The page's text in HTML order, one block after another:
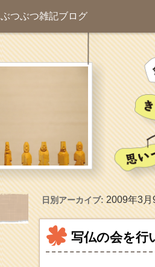
ぶつぶつ雑記ブログ
日別アーカイブ:2009年3月
写仏の会を行